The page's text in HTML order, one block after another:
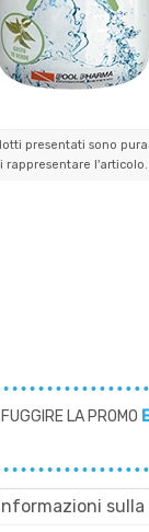
presentati sono
rappresentare l'articolo.
LA PROMO
sulla